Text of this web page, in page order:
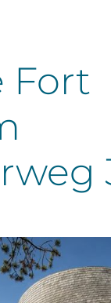
Fort